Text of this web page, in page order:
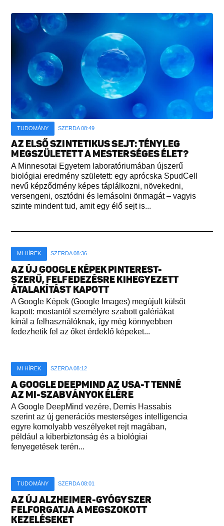
TUDOMÁNY SZERDA 08:49
AZ ELSŐ SZINTETIKUS SEJT: TÉNYLEG
MEGSZÜLETETT A MESTERSÉGES ÉLET?
A Minnesotai Egyetem laboratóriumában újszerű
biológiai eredmény született: egy aprócska SpudCell
nevű képződmény képes táplálkozni, növekedni,
versengeni, osztódni és lemásolni önmagát – vagyis
szinte mindent tud, amit egy élő sejt is...
MI HÍREK SZERDA 08:36
AZ ÚJ GOOGLE KÉPEK PINTEREST-
SZERŰ, FELFEDEZÉSRE KIHEGYEZETT
ÁTALAKÍTÁST KAPOTT
A Google Képek (Google Images) megújult külsőt
kapott: mostantól személyre szabott galériákat
kínál a felhasználóknak, így még könnyebben
fedezhetik fel az őket érdeklő képeket...
MI HÍREK SZERDA 08:12
A GOOGLE DEEPMIND AZ USA-T TENNÉ
AZ MI-SZABVÁNYOK ÉLÉRE
A Google DeepMind vezére, Demis Hassabis
szerint az új generációs mesterséges intelligencia
egyre komolyabb veszélyeket rejt magában,
például a kiberbiztonság és a biológiai
fenyegetések terén...
TUDOMÁNY SZERDA 08:01
AZ ÚJ ALZHEIMER-GYÓGYSZER
FELFORGATJA A MEGSZOKOTT
KEZELÉSEKET